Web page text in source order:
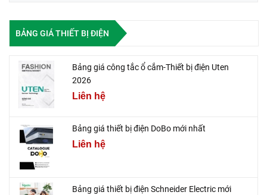
BẢNG GIÁ THIẾT BỊ ĐIỆN
Bảng giá công tắc ổ cắm-Thiết bị điện Uten
2026
Liên hệ
Bảng giá thiết bị điện DoBo mới nhất
Liên hệ
Bảng giá thiết bị điện Schneider Electric mới